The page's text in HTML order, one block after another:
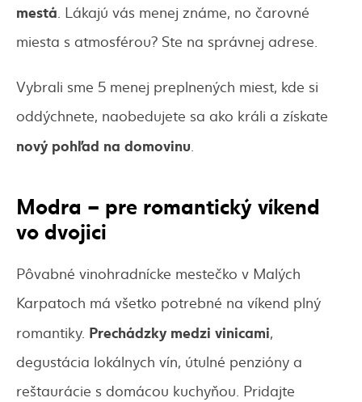
mestá. Lákajú vás menej známe, no čarovné
miesta s atmosférou? Ste na správnej adrese.
Vybrali sme 5 menej preplnených miest, kde si
oddýchnete, naobedujete sa ako králi a získate
nový pohľad na domovinu.
Modra – pre romantický víkend
vo dvojici
Pôvabné vinohradnícke mestečko v Malých
Karpatoch má všetko potrebné na víkend plný
romantiky. Prechádzky medzi vinicami,
degustácia lokálnych vín, útulné penzióny a
reštaurácie s domácou kuchyňou. Pridajte